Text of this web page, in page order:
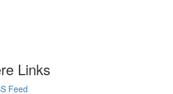
Links
Feed